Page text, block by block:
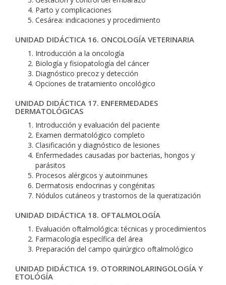
Parto y complicaciones
Cesárea: indicaciones y procedimiento
UNIDAD DIDÁCTICA 16. ONCOLOGÍA VETERINARIA
Introducción a la oncología
Biología y fisiopatología del cáncer
Diagnóstico precoz y detección
Opciones de tratamiento oncológico
UNIDAD DIDÁCTICA 17. ENFERMEDADES
DERMATOLÓGICAS
Introducción y evaluación del paciente
Examen dermatológico completo
Clasificación y diagnóstico de lesiones
Enfermedades causadas por bacterias, hongos y
parásitos
Procesos alérgicos y autoinmunes
Dermatosis endocrinas y congénitas
Nódulos cutáneos y trastornos de la queratización
UNIDAD DIDÁCTICA 18. OFTALMOLOGÍA
Evaluación oftalmológica: técnicas y procedimientos
Farmacología específica del área
Preparación del campo quirúrgico oftalmológico
UNIDAD DIDÁCTICA 19. OTORRINOLARINGOLOGÍA Y
ETOLÓGÍA